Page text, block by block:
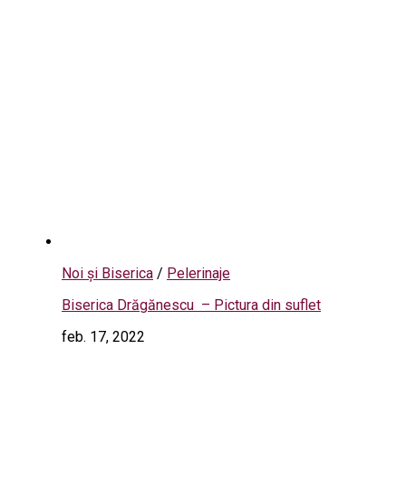
Noi și Biserica / Pelerinaje
Biserica Drăgănescu – Pictura din suflet
feb. 17, 2022